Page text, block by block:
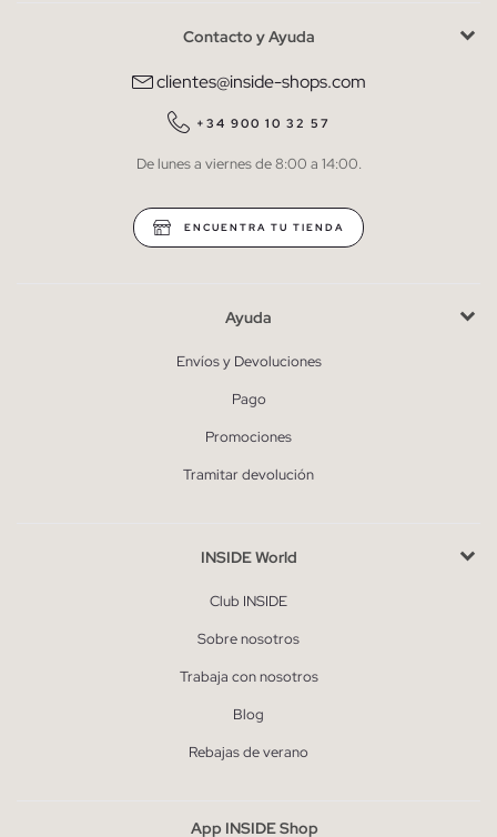
He leído y entiendo lapolítica de privacidad
QUIERO SUSCRIBIRME
* Puedes cancelar la suscripción en cualquier momento.
Contacto y Ayuda
clientes@inside-shops.com
+34 900 10 32 57
De lunes a viernes de 8:00 a 14:00.
ENCUENTRA TU TIENDA
Ayuda
Envíos y Devoluciones
Pago
Promociones
Tramitar devolución
INSIDE World
Club INSIDE
Sobre nosotros
Trabaja con nosotros
Blog
Rebajas de verano
App INSIDE Shop